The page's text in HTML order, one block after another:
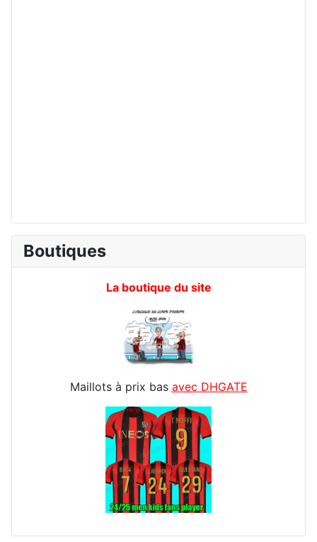
Boutiques
La boutique du site
Maillots à prix bas avec DHGATE